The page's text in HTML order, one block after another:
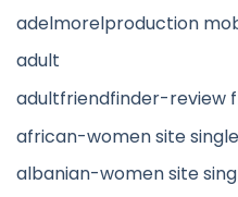
adelmorelproduction
adult
adultfriendfinder-review
african-women site
albanian-women site